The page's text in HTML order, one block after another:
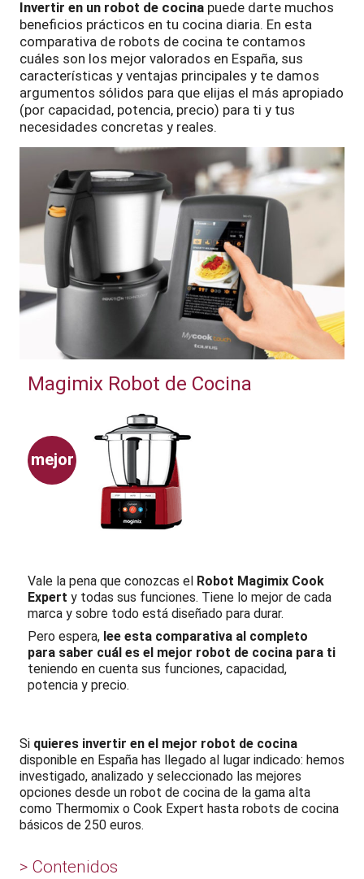
Invertir en un robot de cocina puede darte muchos
beneficios prácticos en tu cocina diaria. En esta
comparativa de robots de cocina te contamos
cuáles son los mejor valorados en España, sus
características y ventajas principales y te damos
argumentos sólidos para que elijas el más apropiado
(por capacidad, potencia, precio) para ti y tus
necesidades concretas y reales.
Magimix Robot de Cocina
mejor
Vale la pena que conozcas el Robot Magimix Cook
Expert y todas sus funciones. Tiene lo mejor de cada
marca y sobre todo está diseñado para durar.
Pero espera, lee esta comparativa al completo
para saber cuál es el mejor robot de cocina para ti
teniendo en cuenta sus funciones, capacidad,
potencia y precio.
Si quieres invertir en el mejor robot de cocina
disponible en España has llegado al lugar indicado: hemos
investigado, analizado y seleccionado las mejores
opciones desde un robot de cocina de la gama alta
como Thermomix o Cook Expert hasta robots de cocina
básicos de 250 euros.
> Contenidos